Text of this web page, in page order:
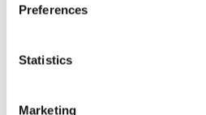
Preferences
Statistics
Marketing